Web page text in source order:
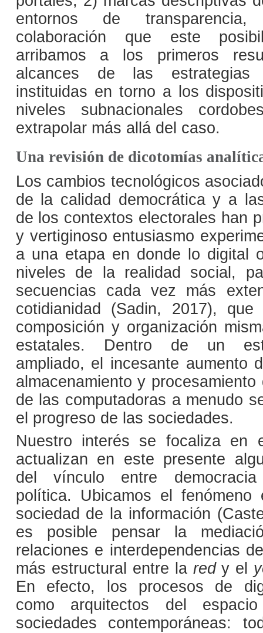
entornos de
colaboración que este
arribamos a los primeros
alcances de las estrategias
instituidas en torno a los
niveles subnacionales
extrapolar más allá del caso.
Una revisión de dicotomías
Los cambios tecnológicos
de la calidad democrática y a
de los contextos electorales han
y vertiginoso entusiasmo
a una etapa en donde lo digital
niveles de la realidad social,
secuencias cada vez más
cotidianidad (Sadin, 2017),
composición y organización
estatales. Dentro de un
ampliado, el incesante aumento
almacenamiento y
de las computadoras a menudo
el progreso de las sociedades.
Nuestro interés se focaliza en
actualizan en este presente
del vínculo entre
política. Ubicamos el fenómeno
sociedad de la información
es posible pensar la
relaciones e interdependencias
más estructural entre la redy el
En efecto, los procesos de
como arquitectos del
sociedades contemporáneas: